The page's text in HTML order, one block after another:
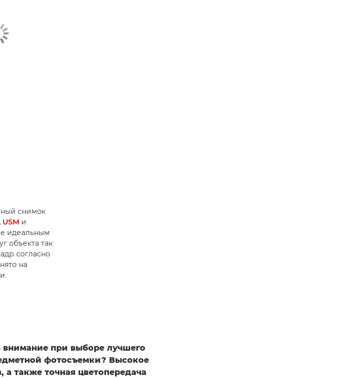
снимок
USM и
идеальным
объекта так
согласно
на
внимание при выборе лучшего
фотосъемки? Высокое
также точная цветопередача